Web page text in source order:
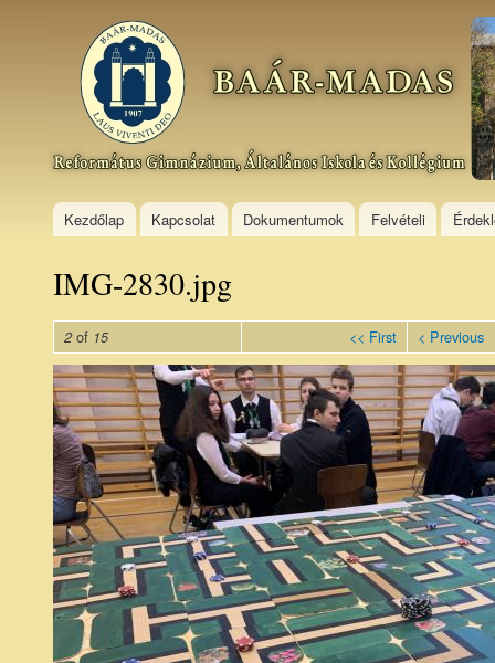
Baár–
Madas
Református
Gimnázium,
Általános
Kollégium
Kezdőlap Kapcsolat Dokumentumok Felvételi
IMG-2830.jpg
2of 15 << First < Previous
IMG-
2830.jpg